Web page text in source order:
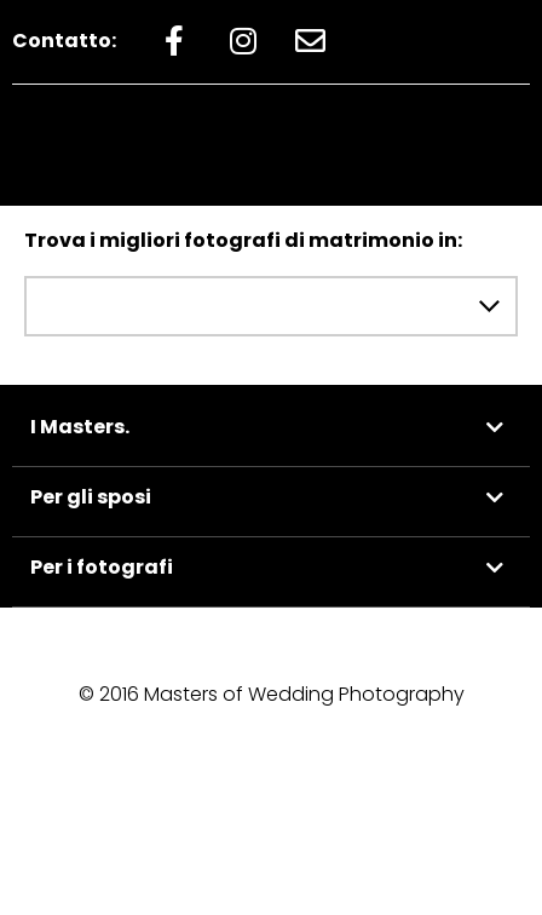
Contatto:
Trova i migliori fotografi di matrimonio in:
I Masters.
Per gli sposi
Per i fotografi
© 2016 Masters of Wedding Photography